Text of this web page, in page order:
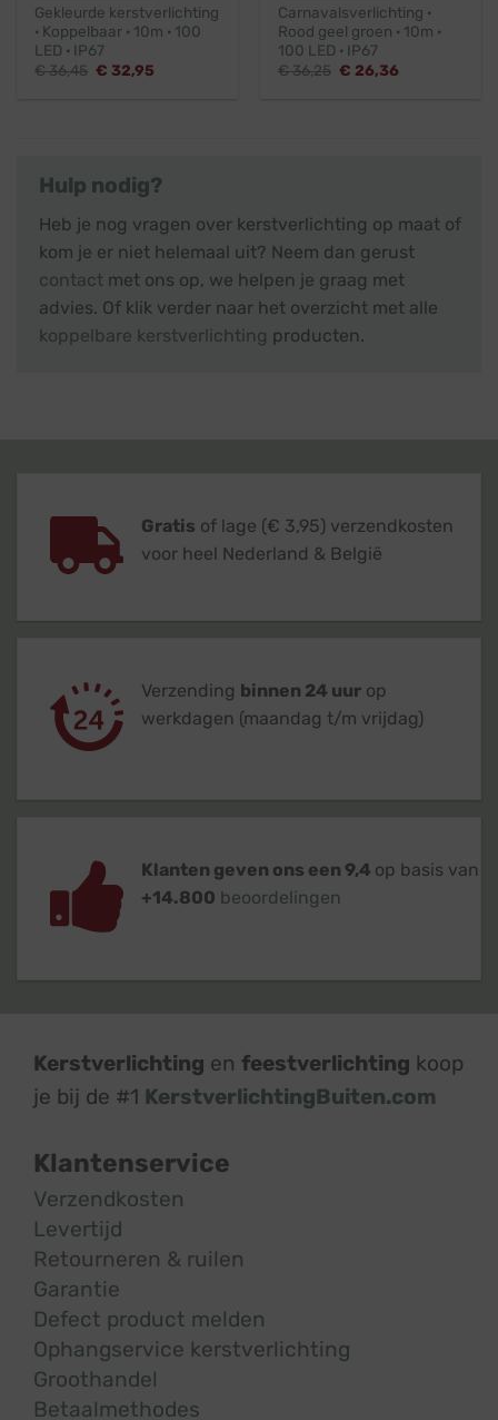
Gekleurde kerstverlichting
· Koppelbaar · 10m · 100
LED · IP67
€36,45 Oorspronkelijke
€ 32,95
Carnavalsverlichting ·
Rood geel groen · 10m ·
100 LED · IP67
€36,25 Oorspronkelijke
€ 26,36Huidige
Hulp nodig?
Heb je nog vragen over kerstverlichting op maat of
kom je er niet helemaal uit? Neem dan gerust
contact met ons op, we helpen je graag met
advies. Of klik verder naar het overzicht met alle
koppelbare kerstverlichting producten.
Gratis of lage (€ 3,95) verzendkosten
voor heel Nederland & België
Verzending binnen 24 uur op
werkdagen (maandag t/m vrijdag)
Klanten geven ons een 9,4 op basis van
+14.800 beoordelingen
Kerstverlichting en feestverlichting koop
je bij de #1 KerstverlichtingBuiten.com
Klantenservice
Verzendkosten
Levertijd
Retourneren & ruilen
Garantie
Defect product melden
Ophangservice kerstverlichting
Groothandel
Betaalmethodes